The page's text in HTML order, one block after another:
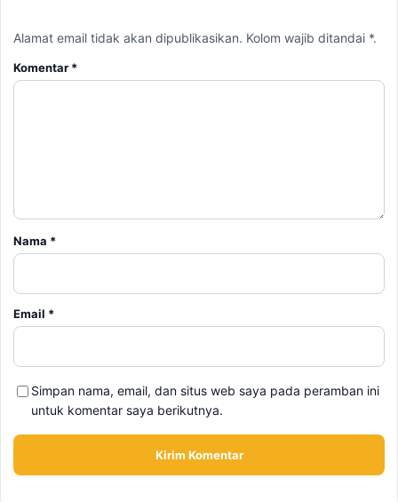
Alamat email tidak akan dipublikasikan. Kolom wajib ditandai *.
Komentar *
Nama *
Email *
Simpan nama, email, dan situs web saya pada peramban ini
untuk komentar saya berikutnya.